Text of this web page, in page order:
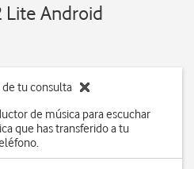
Lite Android
de tu consulta
de música para escuchar
que has transferido a tu